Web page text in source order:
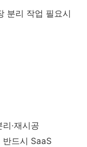
분리 작업 필요시
·재시공
반드시 SaaS